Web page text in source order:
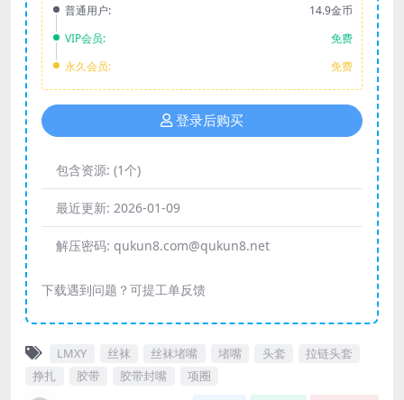
普通用户:
14.9金币
VIP会员:
免费
永久会员:
免费
登录后购买
包含资源: (1个)
最近更新: 2026-01-09
解压密码: qukun8.com@qukun8.net
下载遇到问题？可提工单反馈
LMXY 丝袜 丝袜堵嘴 堵嘴 头套
拉链头套
挣扎
胶带 胶带封嘴 项圈